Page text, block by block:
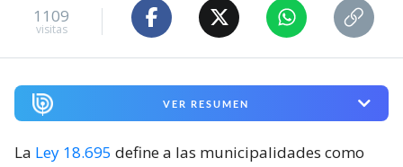
1109
visitas
VER RESUMEN
La Ley 18.695 define a las municipalidades como